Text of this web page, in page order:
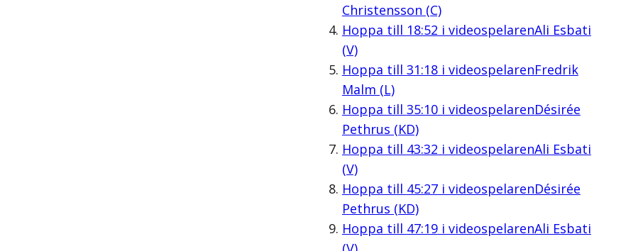
Christensson (C)
Hoppa till 18:52 i videospelarenAli Esbati
(V)
Hoppa till 31:18i videospelarenFredrik
Malm (L)
Hoppa till 35:10i videospelarenDésirée
Pethrus (KD)
Hoppa till 43:32 i videospelarenAli Esbati
(V)
Hoppa till 45:27i videospelarenDésirée
Pethrus (KD)
Hoppa till 47:19i videospelarenAli Esbati